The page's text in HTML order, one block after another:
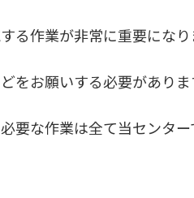
る作業が非常に重要になり
をお願いする必要がありま
な作業は全て当センタ